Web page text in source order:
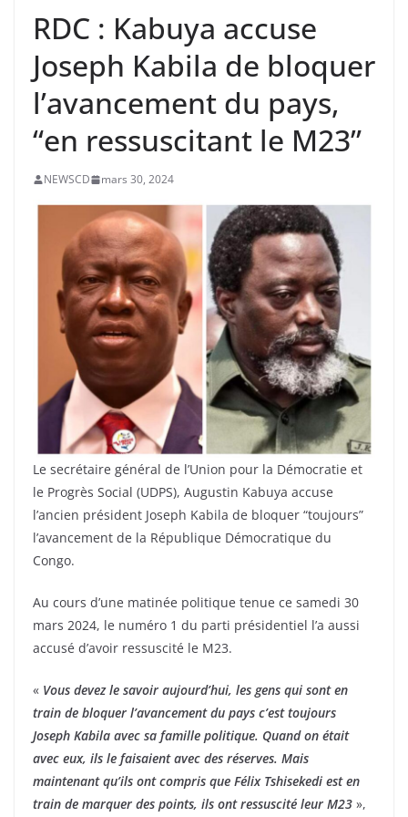
RDC : Kabuya accuse
Joseph Kabila de bloquer
l’avancement du pays,
“en ressuscitant le M23”
NEWSCD mars 30, 2024
Le secrétaire général de l’Union pour la Démocratie et
le Progrès Social (UDPS), Augustin Kabuya accuse
l’ancien président Joseph Kabila de bloquer “toujours”
l’avancement de la République Démocratique du
Congo.
Au cours d’une matinée politique tenue ce samedi 30
mars 2024, le numéro 1 du parti présidentiel l’a aussi
accusé d’avoir ressuscité le M23.
« Vous devez le savoir aujourd’hui, les gens qui sont en
train de bloquer l’avancement du pays c’est toujours
Joseph Kabila avec sa famille politique. Quand on était
avec eux, ils le faisaient avec des réserves. Mais
maintenant qu’ils ont compris que Félix Tshisekedi est en
train de marquer des points, ils ont ressuscité leur M23 »,